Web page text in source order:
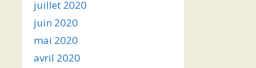
juillet 2020
juin 2020
mai 2020
avril 2020